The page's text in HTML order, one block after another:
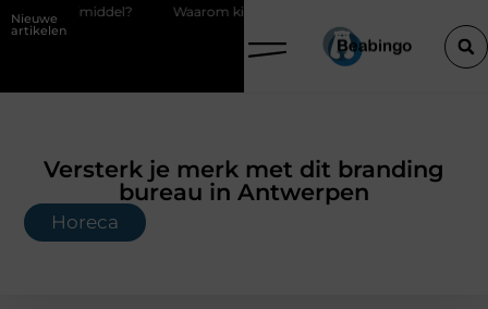
Nieuwe
artikelen
Waarom kiezen voor een boekhouder in Kortrijk bij digitaal
Versterk je merk met dit branding
bureau in Antwerpen
Horeca